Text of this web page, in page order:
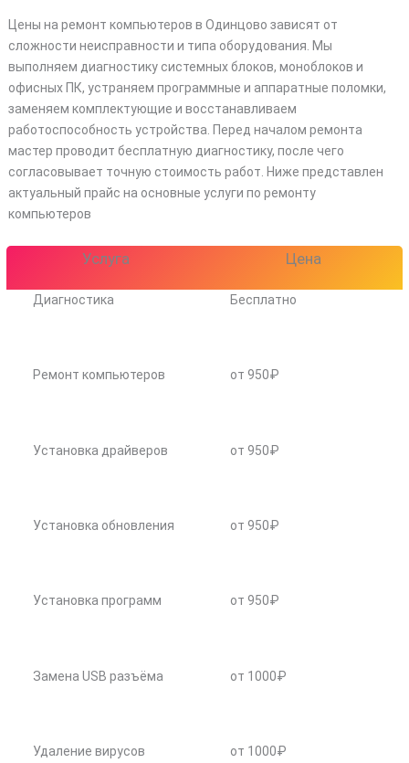
Цены на ремонт компьютеров в Одинцово зависят от
сложности неисправности и типа оборудования. Мы
выполняем диагностику системных блоков, моноблоков и
офисных ПК, устраняем программные и аппаратные поломки,
заменяем комплектующие и восстанавливаем
работоспособность устройства. Перед началом ремонта
мастер проводит бесплатную диагностику, после чего
согласовывает точную стоимость работ. Ниже представлен
актуальный прайс на основные услуги по ремонту
компьютеров
Услуга Цена
Диагностика Бесплатно
Ремонт компьютеров от 950₽
Установка драйверов от 950₽
Установка обновления от 950₽
Установка программ от 950₽
Замена USB разъёма от 1000₽
Удаление вирусов от 1000₽